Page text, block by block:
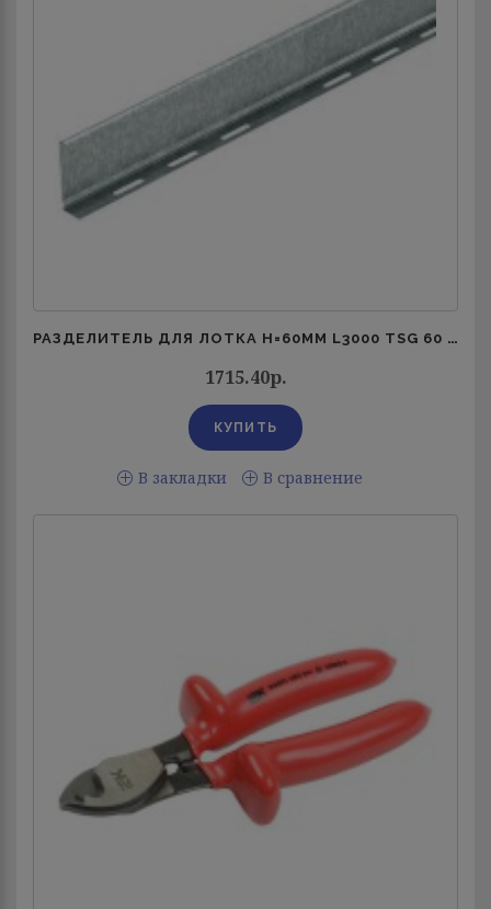
РАЗДЕЛИТЕЛЬ ДЛЯ ЛОТКА H=60ММ L3000 TSG 60 FS OBO 6062068
1715.40р.
В закладки В сравнение